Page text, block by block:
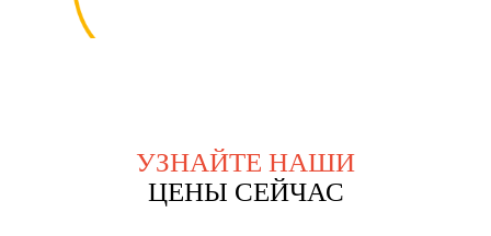
УЗНАЙТЕ НАШИ
ЦЕНЫ СЕЙЧАС